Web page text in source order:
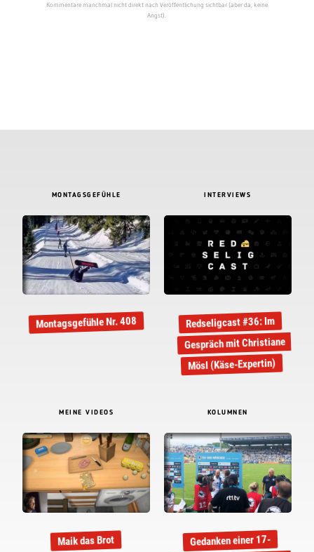
Kommentare manchmal nicht direkt nach Veröffentlichung sichtbar (aber da, keine
Angst).
MONTAGSGEFÜHLE
Montagsgefühle Nr. 408
INTERVIEWS
Redseligcast #36: Im
Gespräch mit Christiane
Mösl (Käse-Expertin)
MEINE VIDEOS
Maik das Brot
KOLUMNEN
Gedanken einer 17-